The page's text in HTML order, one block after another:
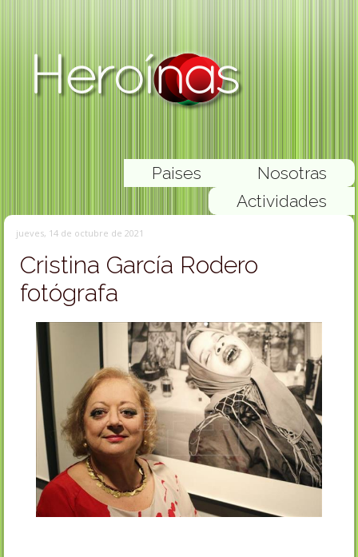
Nosotras
Paises
Actividades
jueves, 14 de octubre de 2021
Cristina García Rodero
fotógrafa